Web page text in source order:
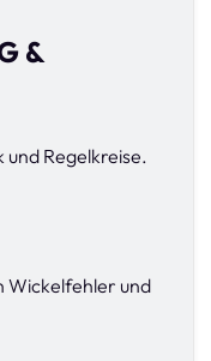
&
Regelkreise.
Wickelfehler und